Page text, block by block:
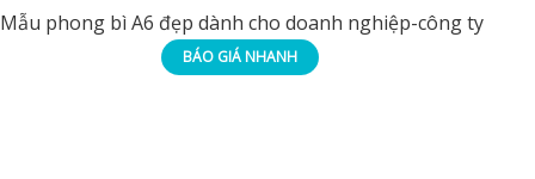
Mẫu phong bì A6 đẹp dành cho doanh nghiệp-công ty
BÁO GIÁ NHANH